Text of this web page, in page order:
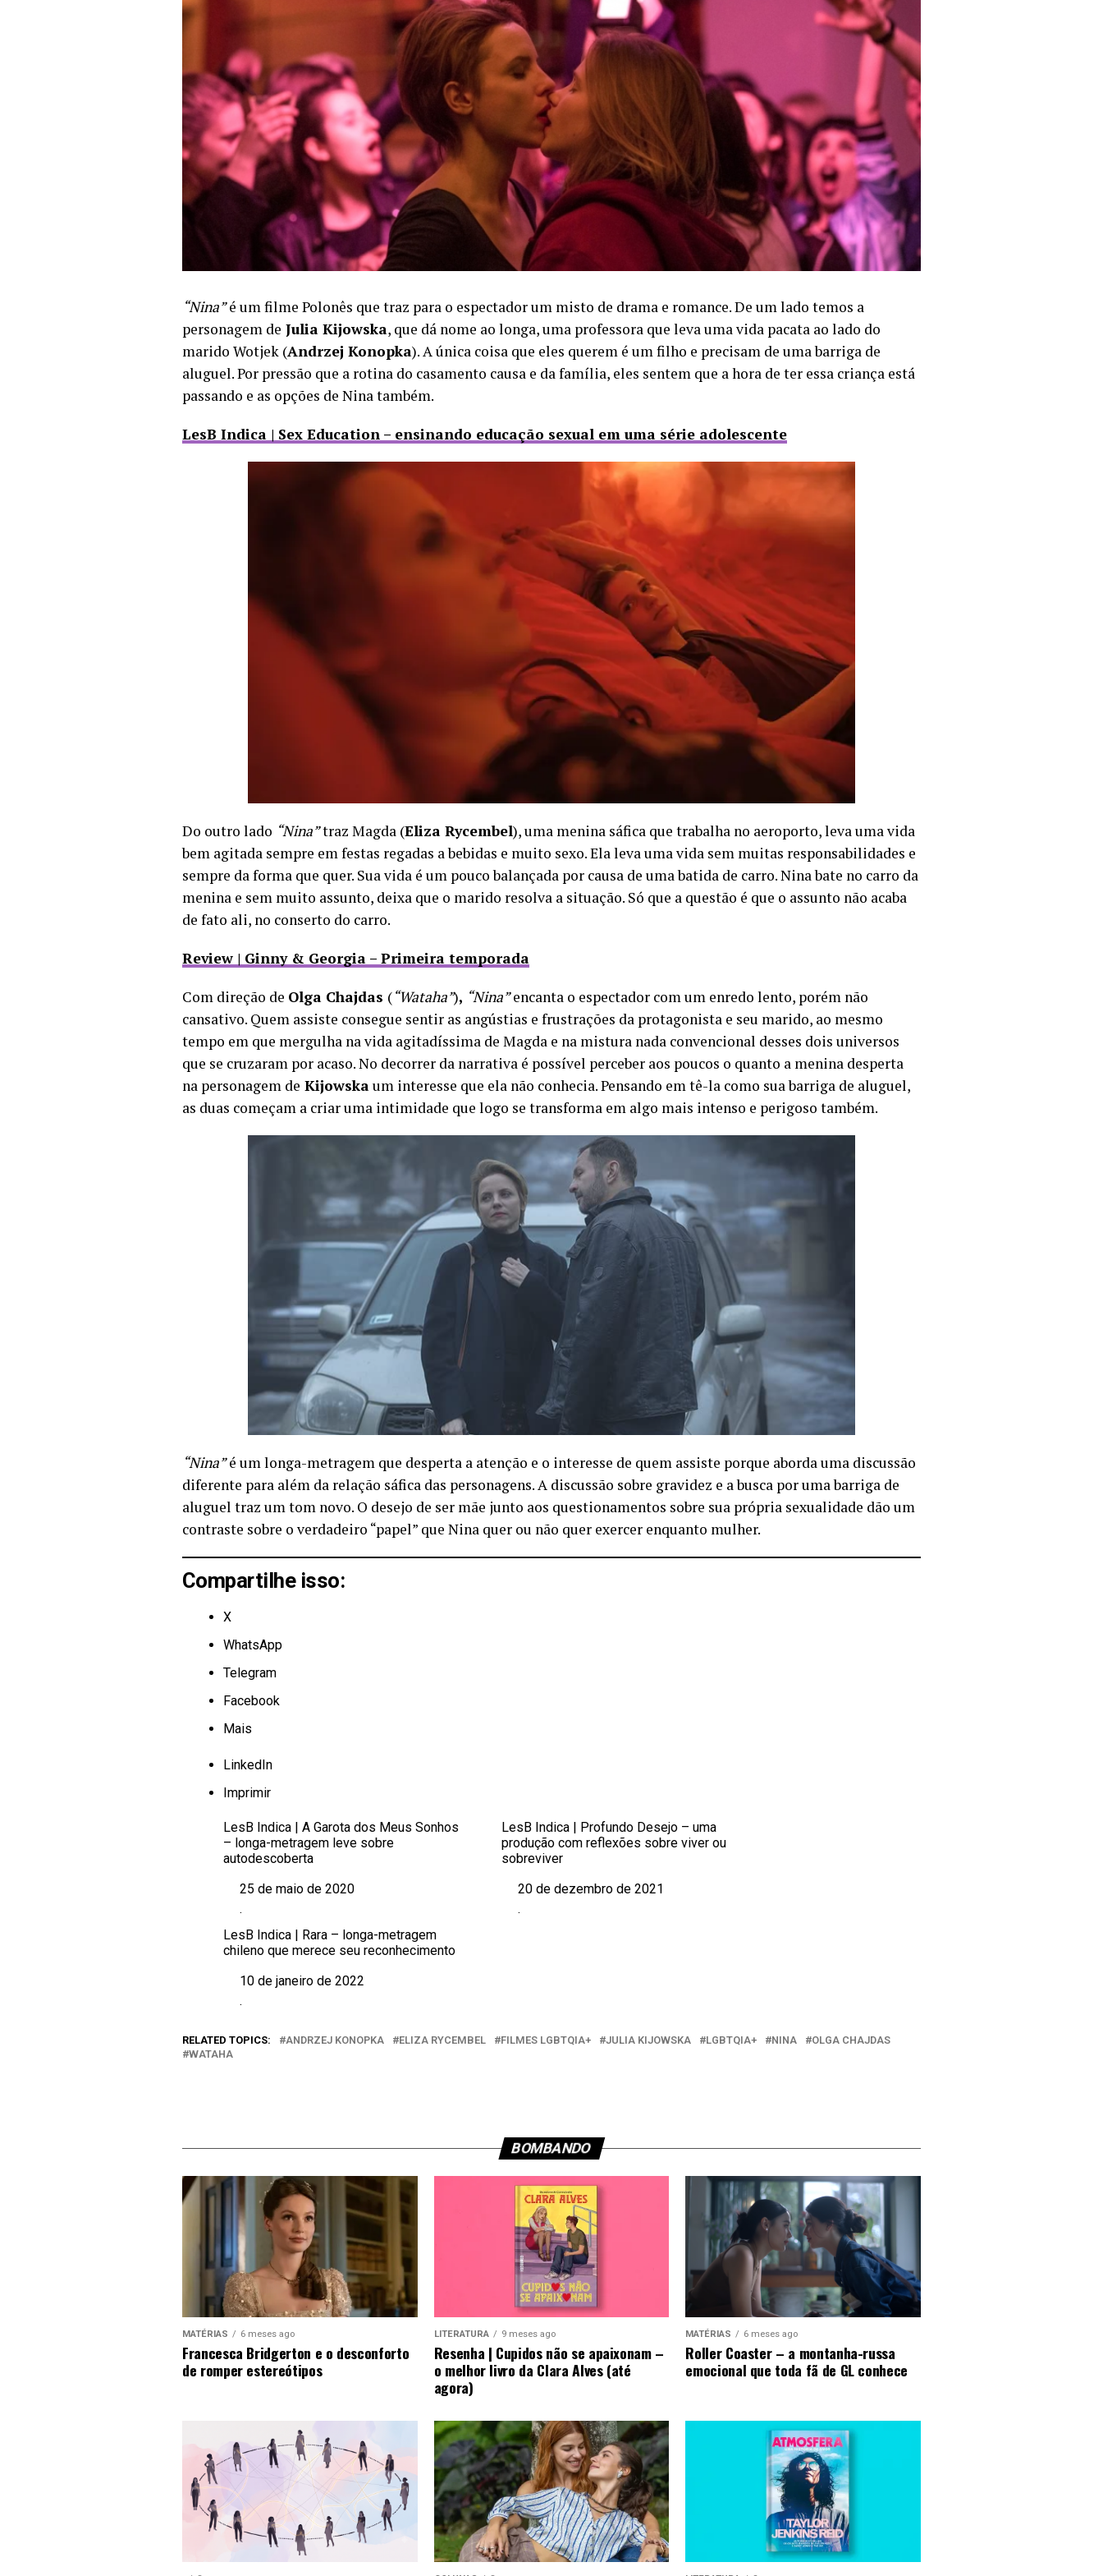
“Nina”é um filme Polonês que traz para o espectador um misto de drama e romance. De um lado temos a
personagem de Julia Kijowska, que dá nome ao longa, uma professora que leva uma vida pacata ao lado do
marido Wotjek (Andrzej Konopka). A única coisa que eles querem é um filho e precisam de uma barriga de
aluguel. Por pressão que a rotina do casamento causa e da família, eles sentem que a hora de ter essa criança está
passando e as opções de Nina também.
LesB Indica | Sex Education – ensinando educação sexual em uma série adolescente
Do outro lado “Nina”traz Magda (Eliza Rycembel), uma menina sáfica que trabalha no aeroporto, leva uma vida
bem agitada sempre em festas regadas a bebidas e muito sexo. Ela leva uma vida sem muitas responsabilidades e
sempre da forma que quer. Sua vida é um pouco balançada por causa de uma batida de carro. Nina bate no carro da
menina e sem muito assunto, deixa que o marido resolva a situação. Só que a questão é que o assunto não acaba
de fato ali, no conserto do carro.
Review | Ginny & Georgia – Primeira temporada
Com direção de Olga Chajdas (“Wataha”), “Nina”encanta o espectador com um enredo lento, porém não
cansativo. Quem assiste consegue sentir as angústias e frustrações da protagonista e seu marido, ao mesmo
tempo em que mergulha na vida agitadíssima de Magda e na mistura nada convencional desses dois universos
que se cruzaram por acaso. No decorrer da narrativa é possível perceber aos poucos o quanto a menina desperta
na personagem de Kijowskaum interesse que ela não conhecia. Pensando em tê-la como sua barriga de aluguel,
as duas começam a criar uma intimidade que logo se transforma em algo mais intenso e perigoso também.
“Nina”é um longa-metragem que desperta a atenção e o interesse de quem assiste porque aborda uma discussão
diferente para além da relação sáfica das personagens. A discussão sobre gravidez e a busca por uma barriga de
aluguel traz um tom novo. O desejo de ser mãe junto aos questionamentos sobre sua própria sexualidade dão um
contraste sobre o verdadeiro “papel” que Nina quer ou não quer exercer enquanto mulher.
Compartilhe isso:
X
WhatsApp
Telegram
Facebook
Mais
LinkedIn
Imprimir
LesB Indica | A Garota dos Meus Sonhos
– longa-metragem leve sobre
autodescoberta
Data
25 de maio de 2020
Em relação a
.
LesB Indica | Profundo Desejo – uma
produção com reflexões sobre viver ou
sobreviver
Data
20 de dezembro de 2021
Em relação a
.
LesB Indica | Rara – longa-metragem
chileno que merece seu reconhecimento
Data10 de janeiro de 2022
Em relação a
.
RELATED TOPICS: ANDRZEJ KONOPKA ELIZA RYCEMBEL FILMES LGBTQIA+ JULIA KIJOWSKA LGBTQIA+ NINA
OLGA CHAJDAS
WATAHA
BOMBANDO
MATÉRIAS 6 meses ago
Francesca Bridgerton e o desconforto
de romper estereótipos
LITERATURA 9 meses ago
Resenha | Cupidos não se apaixonam –
o melhor livro da Clara Alves (até
agora)
MATÉRIAS 6 meses ago
Roller Coaster – a montanha-russa
emocional que toda fã de GL conhece